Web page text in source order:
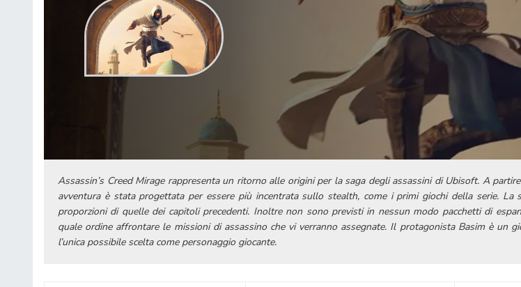
Assassin’s Creed Mirage rappresenta un ritorno alle origini per la saga degli assassini di Ubisoft. A
avventura è stata progettata per essere più incentrata sullo stealth, come i primi giochi della serie.
proporzioni di quelle dei capitoli precedenti. Inoltre non sono previsti in nessun modo pacchetti di
quale ordine affrontare le missioni di assassino che vi verranno assegnate. Il protagonista Basim è un
l’unica possibile scelta come personaggio giocante.